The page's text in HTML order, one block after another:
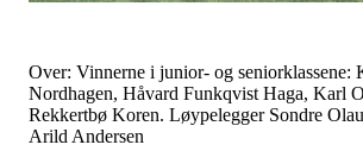
Over: Vinnerne i junior- og seniorklassene:
Nordhagen, Håvard Funkqvist Haga, Karl
Rekkertbø Koren. Løypelegger Sondre
Arild Andersen